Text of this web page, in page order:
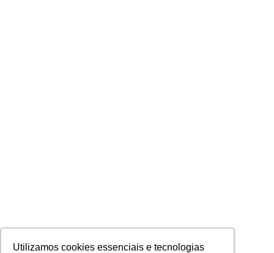
Utilizamos cookies essenciais e tecnologias